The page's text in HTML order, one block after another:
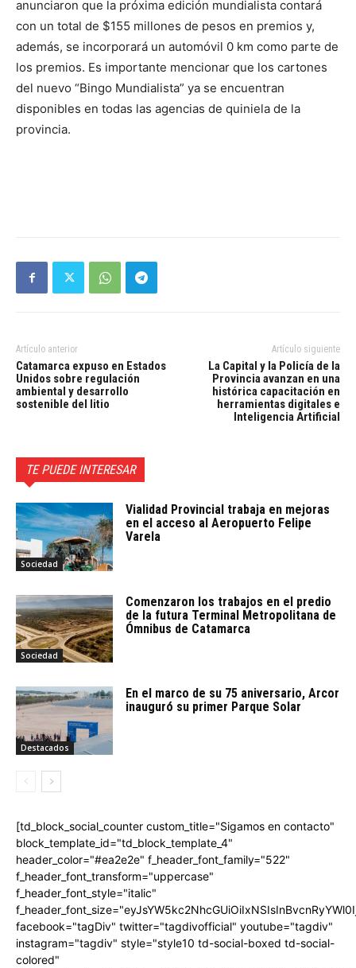
anunciaron que la próxima edición mundialista contará
con un total de $155 millones de pesos en premios y,
además, se incorporará un automóvil 0 km como parte de
los premios. Es importante mencionar que los cartones
del nuevo “Bingo Mundialista” ya se encuentran
disponibles en todas las agencias de quiniela de la
provincia.
Artículo anterior
Catamarca expuso en Estados
Unidos sobre regulación
ambiental y desarrollo
sostenible del litio
Artículo siguiente
La Capital y la Policía de la
Provincia avanzan en una
histórica capacitación en
herramientas digitales e
Inteligencia Artificial
TE PUEDE INTERESAR
Sociedad
Vialidad Provincial trabaja en mejoras
en el acceso al Aeropuerto Felipe
Varela
Sociedad
Comenzaron los trabajos en el predio
de la futura Terminal Metropolitana de
Ómnibus de Catamarca
Destacados
En el marco de su 75 aniversario, Arcor
inauguró su primer Parque Solar
[td_block_social_counter custom_title="Sigamos en contacto"
block_template_id="td_block_template_4"
header_color="#ea2e2e" f_header_font_family="522"
f_header_font_transform="uppercase"
f_header_font_style="italic"
facebook="tagDiv" twitter="tagdivofficial" youtube="tagdiv"
instagram="tagdiv" style="style10 td-social-boxed td-social-
colored"